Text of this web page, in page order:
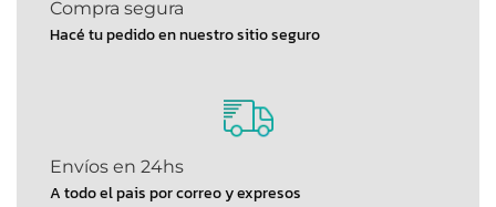
Compra segura
Hacé tu pedido en nuestro sitio seguro
Envíos en 24hs
A todo el pais por correo y expresos